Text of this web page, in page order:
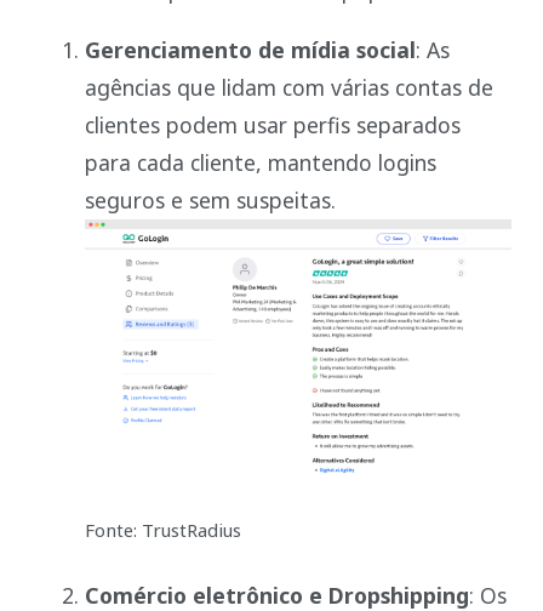
Gerenciamento de mídia social: As
agências que lidam com várias contas de
clientes podem usar perfis separados
para cada cliente, mantendo logins
seguros e sem suspeitas.
Fonte: TrustRadius
Comércio eletrônico e Dropshipping: Os